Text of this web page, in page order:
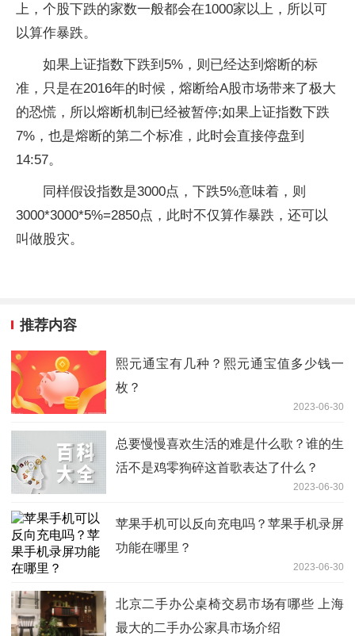
上，个股下跌的家数一般都会在1000家以上，所以可
以算作暴跌。
如果上证指数下跌到5%，则已经达到熔断的标
准，只是在2016年的时候，熔断给A股市场带来了极大
的恐慌，所以熔断机制已经被暂停;如果上证指数下跌
7%，也是熔断的第二个标准，此时会直接停盘到
14:57。
同样假设指数是3000点，下跌5%意味着，则
3000*3000*5%=2850点，此时不仅算作暴跌，还可以
叫做股灾。
推荐内容
熙元通宝有几种？熙元通宝值多少钱一
枚？
2023-06-30
总要慢慢喜欢生活的难是什么歌？谁的生
活不是鸡零狗碎这首歌表达了什么？
2023-06-30
苹果手机可以反向充电吗？苹果手机录屏
功能在哪里？
2023-06-30
北京二手办公桌椅交易市场有哪些 上海
最大的二手办公家具市场介绍